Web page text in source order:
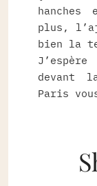
plus,
bien la
devant
Paris